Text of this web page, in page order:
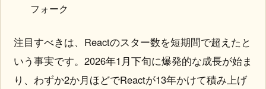
フォーク
注目すべきは、Reactのスター数を短期間で超えたと
いう事実です。2026年1月下旬に爆発的な成長が始ま
り、わずか2か月ほどでReactが13年かけて積み上げ